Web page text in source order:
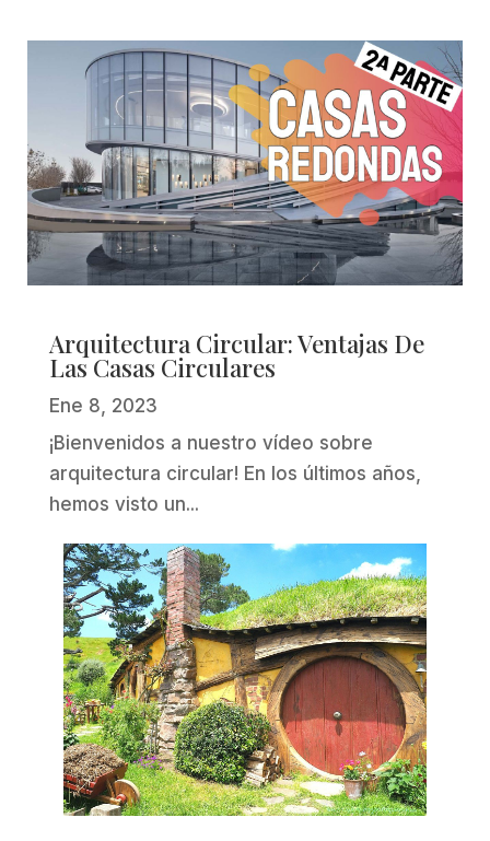
Arquitectura Circular: Ventajas De
Las Casas Circulares
Ene 8, 2023
¡Bienvenidos a nuestro vídeo sobre
arquitectura circular! En los últimos años,
hemos visto un...